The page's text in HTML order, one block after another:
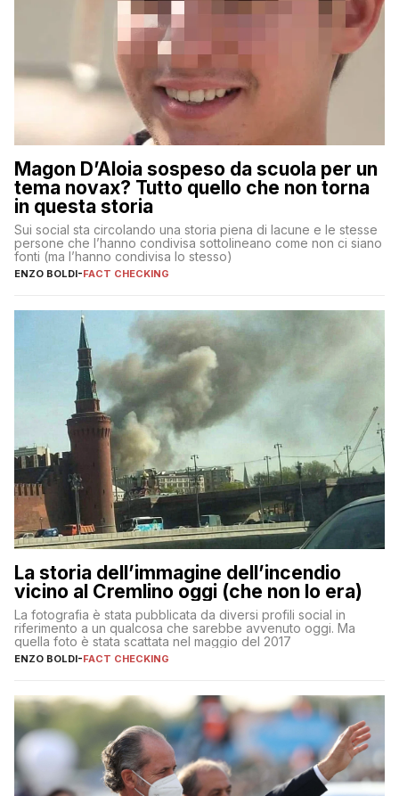
Magon D’Aloia sospeso da scuola per un
tema novax? Tutto quello che non torna
in questa storia
Sui social sta circolando una storia piena di lacune e le stesse
persone che l’hanno condivisa sottolineano come non ci siano
fonti (ma l’hanno condivisa lo stesso)
ENZO BOLDI-FACT CHECKING
La storia dell’immagine dell’incendio
vicino al Cremlino oggi (che non lo era)
La fotografia è stata pubblicata da diversi profili social in
riferimento a un qualcosa che sarebbe avvenuto oggi. Ma
quella foto è stata scattata nel maggio del 2017
ENZO BOLDI-FACT CHECKING